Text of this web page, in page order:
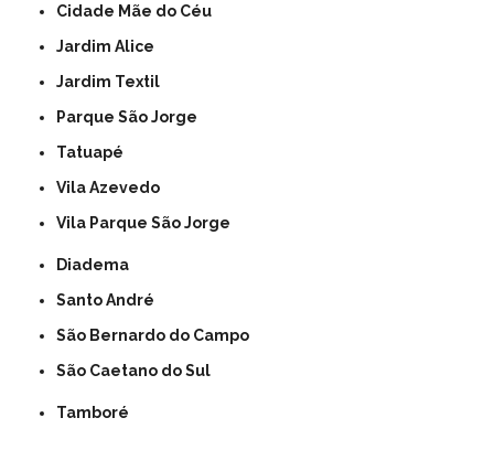
Cidade Mãe do Céu
Jardim Alice
Jardim Textil
Parque São Jorge
Tatuapé
Vila Azevedo
Vila Parque São Jorge
Diadema
Santo André
São Bernardo do Campo
São Caetano do Sul
Tamboré